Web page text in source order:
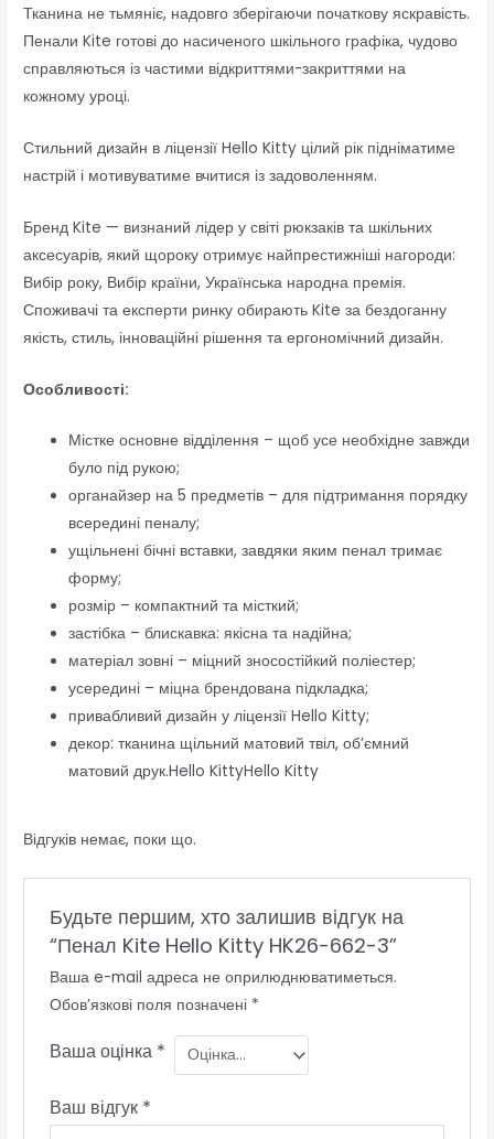
Тканина не тьмяніє, надовго зберігаючи початкову яскравість.
Пенали Kite готові до насиченого шкільного графіка, чудово
справляються із частими відкриттями-закриттями на
кожному уроці.
Стильний дизайн в ліцензії Hello Kitty цілий рік підніматиме
настрій і мотивуватиме вчитися із задоволенням.
Бренд Kite — визнаний лідер у світі рюкзаків та шкільних
аксесуарів, який щороку отримує найпрестижніші нагороди:
Вибір року, Вибір країни, Українська народна премія.
Споживачі та експерти ринку обирають Kite за бездоганну
якість, стиль, інноваційні рішення та ергономічний дизайн.
Особливості:
Містке основне відділення – щоб усе необхідне завжди
було під рукою;
органайзер на 5 предметів – для підтримання порядку
всередині пеналу;
ущільнені бічні вставки, завдяки яким пенал тримає
форму;
розмір – компактний та місткий;
застібка – блискавка: якісна та надійна;
матеріал зовні – міцний зносостійкий поліестер;
усередині – міцна брендована підкладка;
привабливий дизайн у ліцензії Hello Kitty;
декор: тканина щільний матовий твіл, об’ємний
матовий друк.Hello KittyHello Kitty
Відгуків немає, поки що.
Будьте першим, хто залишив відгук на
“Пенал Kite Hello Kitty HK26-662-3”
Ваша e-mail адреса не оприлюднюватиметься.
Обов’язкові поля позначені *
Ваша оцінка *
Ваш відгук *